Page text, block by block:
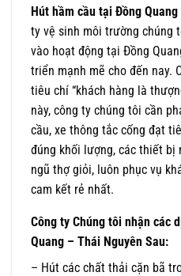
Hút hầm cầu tại Đồng
ty vệ sinh môi trường chúng
vào hoạt động tại Đồng
triển mạnh mẽ cho đến nay.
tiêu chí “khách hàng là
này, công ty chúng tôi cần
cầu, xe thông tắc cống đạt
đúng khối lượng, các thiết bị
ngũ thợ giỏi, luôn phục vụ
cam kết rẻ nhất.
Công ty Chúng tôi nhận các
Quang – Thái Nguyên Sau:
– Hút các chất thải cặn bã